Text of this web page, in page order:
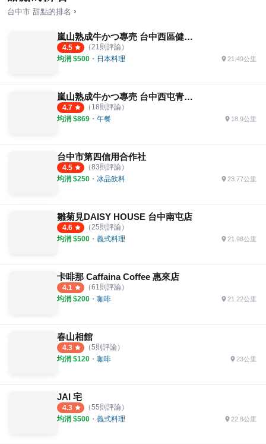
台中市 甜點的排名 ›
嵐山熟成牛かつ專売 台中西區健行店
4.5 （ 21 則評論）
均消 $500 ・ 日本料理 21.49公里
嵐山熟成牛かつ專売 台中西屯青海店
4.7 （ 18則評論）
均消 $869 ・ 午餐 18.9公里
台中市第四信用合作社
4.5 （83則評論）
均消 $250 ・ 冰品飲料 23.77公里
雛菊見DAISY HOUSE 台中南屯店
4.6 （ 25則評論）
均消 $500 ・ 義式料理 21.98公里
卡啡那 Caffaina Coffee 惠來店
4.1 （61 則評論）
均消 $200 ・ 咖啡 21.22公里
春山相館
4.3 （5則評論）
均消 $120 ・ 咖啡 23公里
JAI 宅
4.3 （55則評論）
均消 $500 ・ 義式料理 22.8公里